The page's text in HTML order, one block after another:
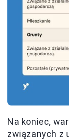
Na koniec,
związanych z